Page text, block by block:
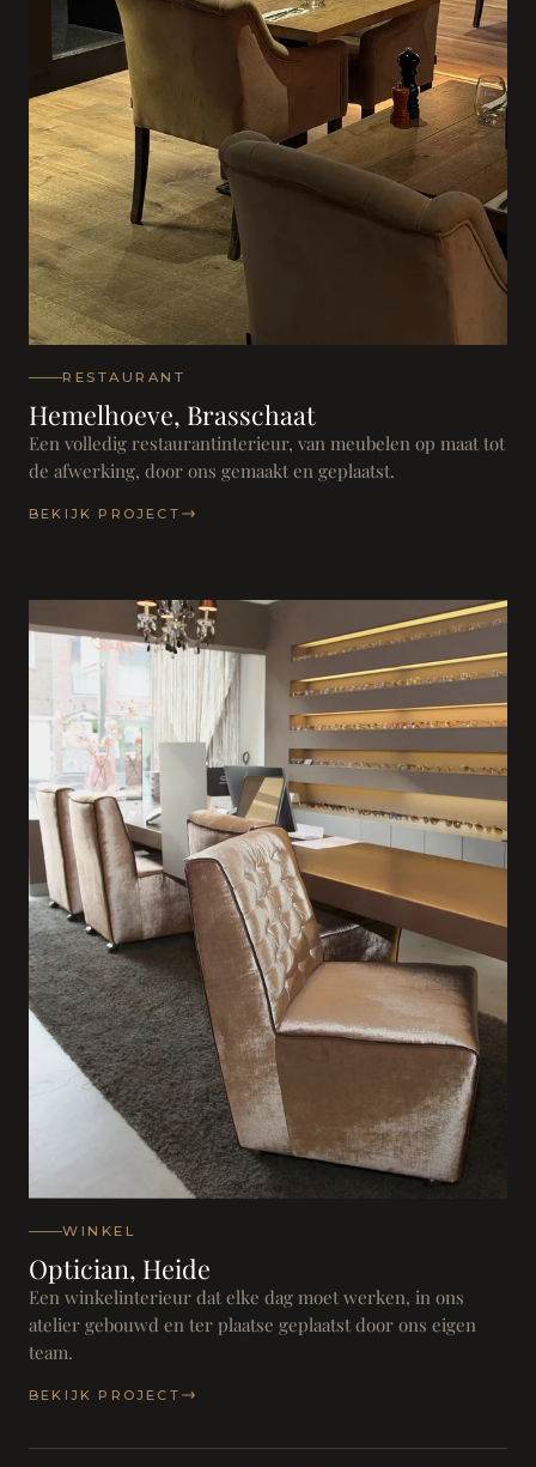
RESTAURANT
Hemelhoeve, Brasschaat
Een volledig restaurantinterieur, van meubelen op maat tot
de afwerking, door ons gemaakt en geplaatst.
BEKIJK PROJECT
WINKEL
Optician, Heide
Een winkelinterieur dat elke dag moet werken, in ons
atelier gebouwd en ter plaatse geplaatst door ons eigen
team.
BEKIJK PROJECT